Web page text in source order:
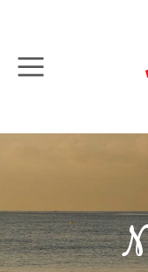
Pasar al contenido
Buscar